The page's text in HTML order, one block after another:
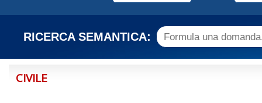
RICERCA SEMANTICA:
CIVILE